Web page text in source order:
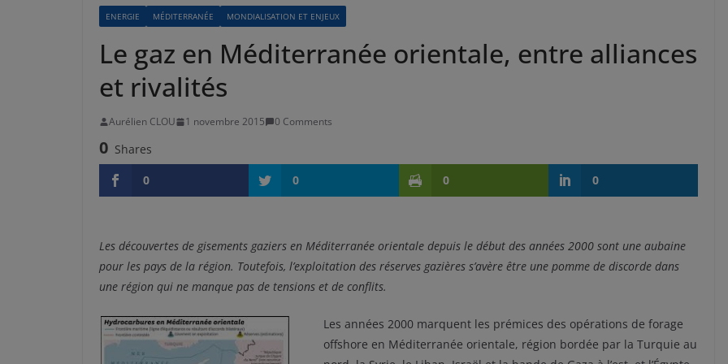
ENERGIE MÉDITERRANÉE MONDIALISATION ET ENJEUX
Le gaz en Méditerranée orientale, entre alliances
et rivalités
Aurélien CLOU 1 novembre 2015 0 Comments
0 Shares
0
0 0 0
Les découvertes de gisements gaziers en Méditerranée orientale depuis le début des années 2000 sont une aubaine
pour les pays de la région. Toutefois, l’exploitation des réserves gazières s’avère être une pomme de discorde dans
une région qui ne manque pas de tensions et de conflits.
Les années 2000 marquent les prémices des opérations de forage
offshore en Méditerranée orientale, région bordée par la Turquie au